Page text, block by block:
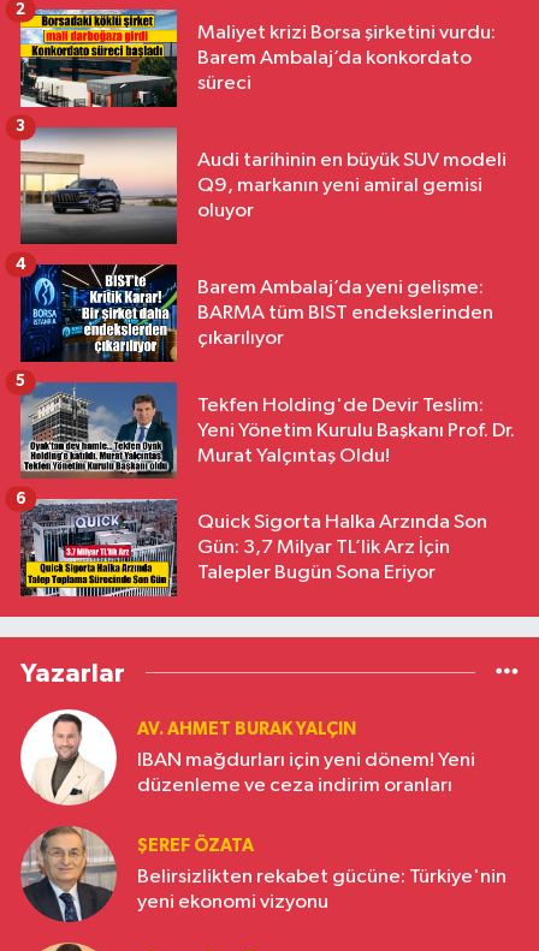
Maliyet krizi Borsa şirketini vurdu:
Barem Ambalaj’da konkordato
süreci
2
Audi tarihinin en büyük SUV modeli
Q9, markanın yeni amiral gemisi
oluyor
3
Barem Ambalaj’da yeni gelişme:
BARMA tüm BIST endekslerinden
çıkarılıyor
4
Tekfen Holding'de Devir Teslim:
Yeni Yönetim Kurulu Başkanı Prof. Dr.
Murat Yalçıntaş Oldu!
5
Quick Sigorta Halka Arzında Son
Gün: 3,7 Milyar TL’lik Arz İçin
Talepler Bugün Sona Eriyor
6
Yazarlar
AV. AHMET BURAK YALÇIN
IBAN mağdurları için yeni dönem! Yeni
düzenleme ve ceza indirim oranları
ŞEREF ÖZATA
Belirsizlikten rekabet gücüne: Türkiye'nin
yeni ekonomi vizyonu